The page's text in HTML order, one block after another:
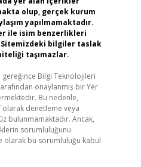
olup, gerçek kurum
yapılmamaktadır.
ile isim benzerlikleri
bilgiler taslak
taşımazlar.
gereğince Bilgi Teknolojileri
onaylanmış bir Yer
Bu nedenle,
denetleme veya
bulunmamaktadır. Ancak,
sorumluluğunu
olarak bu sorumluluğu kabul